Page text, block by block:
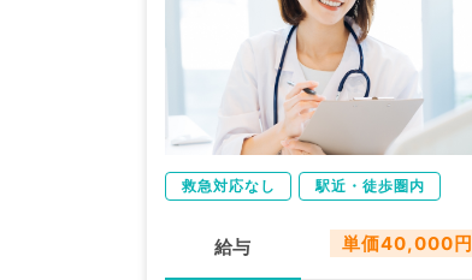
救急対応なし 駅近・徒歩圏内
給与 単価40,000円